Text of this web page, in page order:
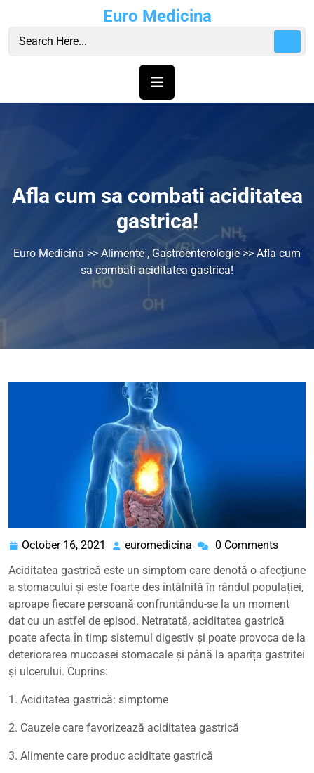
content
Euro Medicina
Afla cum sa combati aciditatea
gastrica!
Euro Medicina >> Alimente , Gastroenterologie >> Afla cum
sa combati aciditatea gastrica!
October 16, 2021
October
euromedicina euromedicina
0 Comments
Aciditatea gastrică este un simptom care denotă o afecțiune
a stomacului și este foarte des întâlnită în rândul populației,
aproape fiecare persoană confruntându-se la un moment
dat cu un astfel de episod. Netratată, aciditatea gastrică
poate afecta în timp sistemul digestiv și poate provoca de la
deteriorarea mucoasei stomacale și până la aparița gastritei
și ulcerului. Cuprins:
1. Aciditatea gastrică: simptome
2. Cauzele care favorizează aciditatea gastrică
3. Alimente care produc aciditate gastrică